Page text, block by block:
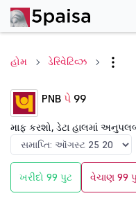
હોમ ડેરિવેટિવ્ઝ
PNB પે 99
માફ કરશો, ડેટા હાલમાં
ખરીદો 99 પુટ વેચાણ 99